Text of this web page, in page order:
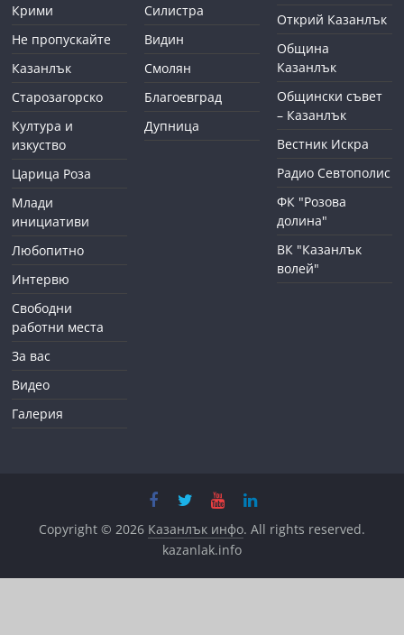
Крими
Не пропускайте
Казанлък
Старозагорско
Култура и
изкуство
Царица Роза
Млади
инициативи
Любопитно
Интервю
Свободни
работни места
За вас
Видео
Галерия
Силистра
Видин
Смолян
Благоевград
Дупница
Открий Казанлък
Община
Казанлък
Общински съвет
– Казанлък
Вестник Искра
Радио Севтополис
ФК "Розова
долина"
ВК "Казанлък
волей"
Copyright © 2026 Казанлък инфо. All rights reserved.
kazanlak.info